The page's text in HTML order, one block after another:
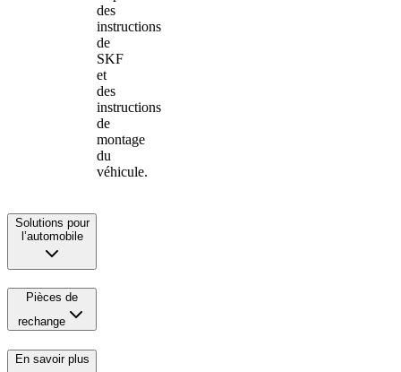
des
instructions
de
SKF
et
des
instructions
de
montage
du
véhicule.
Solutions pour
l’automobile
Pièces de
rechange
En savoir plus